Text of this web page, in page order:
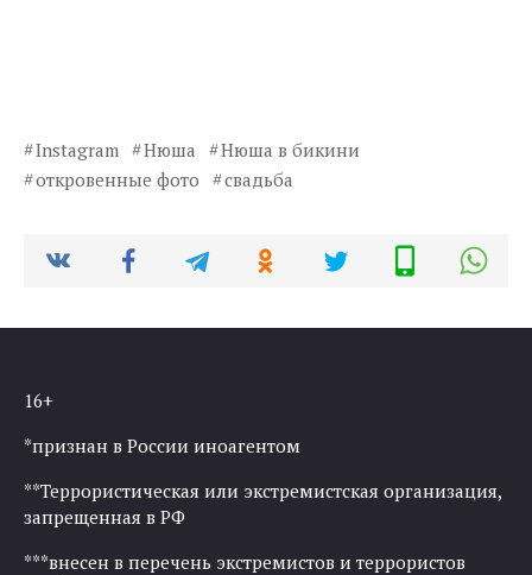
Instagram Нюша
Нюша в бикини
откровенные фото
свадьба
16+
*признан в России иноагентом
**Террористическая или экстремистская организация,
запрещенная в РФ
***внесен в перечень экстремистов и террористов